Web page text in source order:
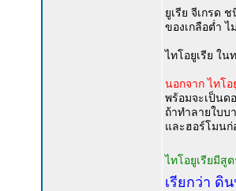
ยูเรีย จีเกรด
ของเกลือต่ำ
ไทโอยูเรีย ใน
นอกจาก ไทโ
พร้อมจะเป็นด
ถ้าทำลายใบบ
และฮอร์โมนก่
ไทโอยูเรียมีสู
เรียกว่า ดิ